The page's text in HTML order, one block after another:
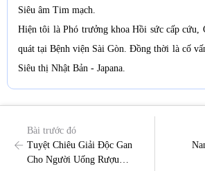
Siêu âm Tim mạch.
Hiện tôi là Phó trưởng khoa Hồi sức cấp cứu,
quát tại Bệnh viện Sài Gòn. Đồng thời là cố
Siêu thị Nhật Bản - Japana.
Bài trước đó
Tuyệt Chiêu Giải Độc Gan
Cho Người Uống Rượu